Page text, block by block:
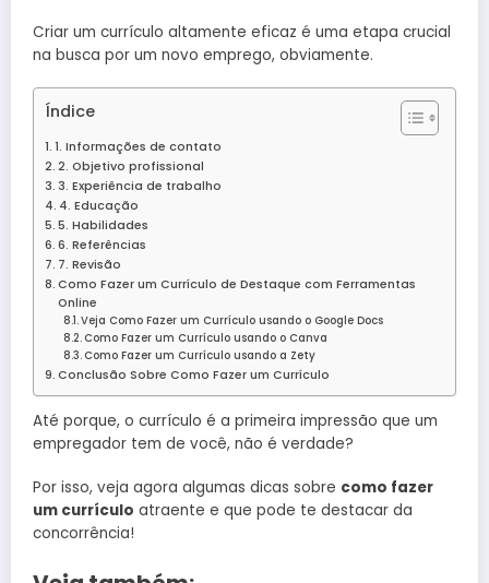
Criar um currículo altamente eficaz é uma etapa crucial
na busca por um novo emprego, obviamente.
Índice
1. Informações de contato
2. Objetivo profissional
3. Experiência de trabalho
4. Educação
5. Habilidades
6. Referências
7. Revisão
Como Fazer um Currículo de Destaque com Ferramentas
Online
Veja Como Fazer um Currículo usando o Google Docs
Como Fazer um Currículo usando o Canva
Como Fazer um Currículo usando a Zety
Conclusão Sobre Como Fazer um Currículo
Até porque, o currículo é a primeira impressão que um
empregador tem de você, não é verdade?
Por isso, veja agora algumas dicas sobre como fazer
um currículo atraente e que pode te destacar da
concorrência!